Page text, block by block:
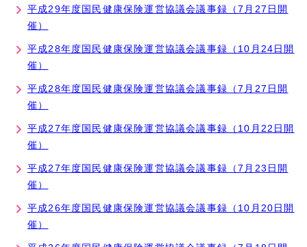
平成29年度国民健康保険運営協議会議事録（7月27日開
催）
平成28年度国民健康保険運営協議会議事録（10月24日開
催）
平成28年度国民健康保険運営協議会議事録（7月27日開
催）
平成27年度国民健康保険運営協議会議事録（10月22日開
催）
平成27年度国民健康保険運営協議会議事録（7月23日開
催）
平成26年度国民健康保険運営協議会議事録（10月20日開
催）